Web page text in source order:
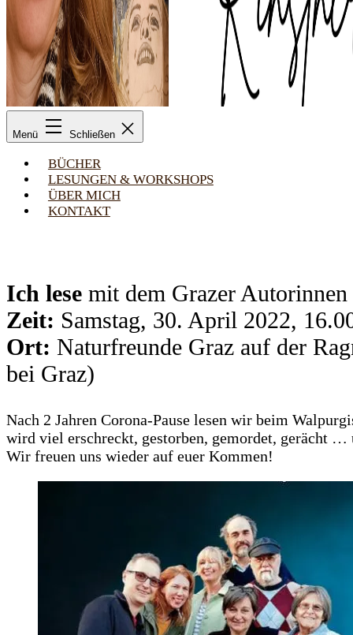
Margarita
Kinstner
Menü Schließen
BÜCHER
LESUN­GEN & WORK­SHOPS
ÜBER MICH
KON­TAKT
Ich lese mit dem Gra­zer
Zeit: Sams­tag, 30. April 2022,
Ort: Natur­freun­de Graz auf der
bei Graz)
Nach 2 Jah­ren Coro­na-Pau­se lesen wir beim
wird viel erschreckt, gestor­ben, gemor­det, gerächt …
Wir freu­en uns wie­der auf euer Kom­men!